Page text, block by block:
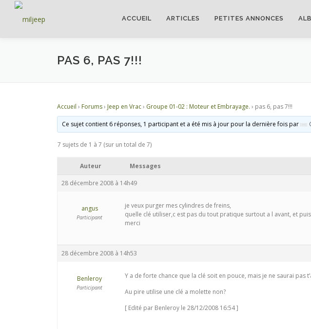
ACCUEIL ARTICLES PETITES ANNONCES
PAS 6, PAS 7!!!
Accueil › Forums› Jeep en Vrac› Groupe 01-02 : Moteur et Embrayage. › pas 6, pas 7!!!
Ce sujet contient 6 réponses, 1 participant et a été mis à jour pour la dernière fois par
7 sujets de 1 à 7 (sur un total de 7)
Auteur Messages
28 décembre 2008 à 14h49
angus
Participant
je veux purger mes cylindres de freins,
quelle clé utiliser,c est pas du tout pratique surtout a l avant, et
merci
28 décembre 2008 à 14h53
Benleroy
Participant
Y a de forte chance que la clé soit en pouce, mais je ne saurai pas
Au pire utilise une clé a molette non?
[ Edité par Benleroy le 28/12/2008 16:54 ]